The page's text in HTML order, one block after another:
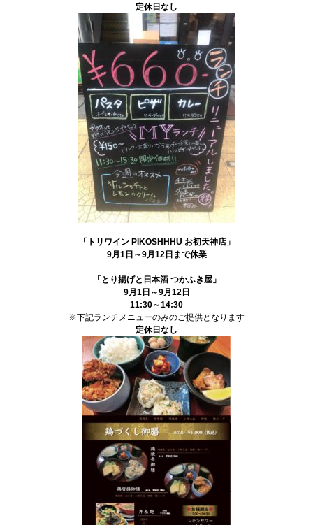
定休日なし
「トリワイン PIKOSHHHU お初天神店」
9月1日～9月12日まで休業
「とり揚げと日本酒 つかふき屋」
9月1日～9月12日
11:30～14:30
※下記ランチメニューのみのご提供となります
定休日なし